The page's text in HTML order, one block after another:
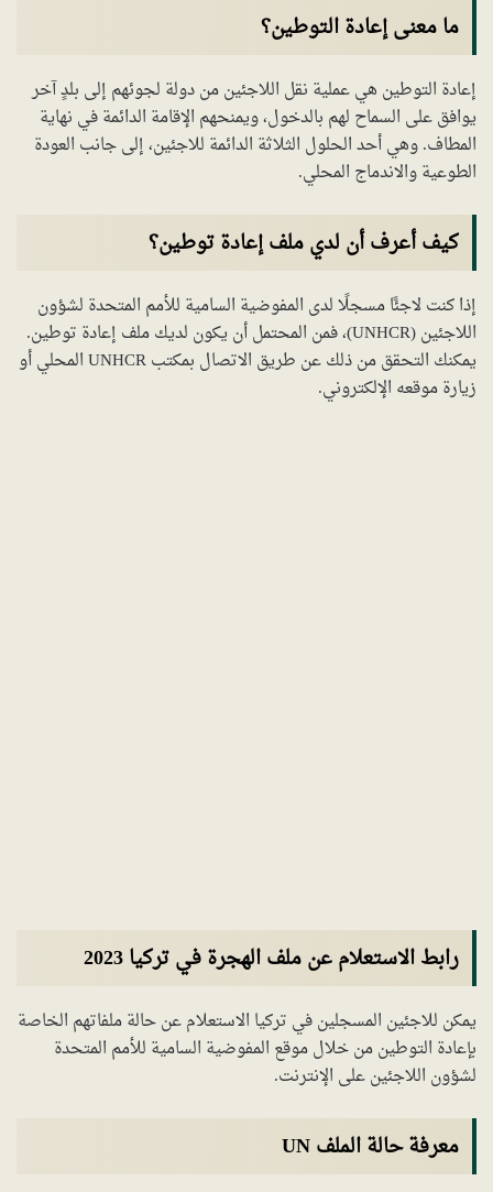
ما معنى إعادة التوطين؟
إعادة التوطين هي عملية نقل اللاجئين من دولة لجوئهم إلى بلدٍ آخر
يوافق على السماح لهم بالدخول، ويمنحهم الإقامة الدائمة في نهاية
المطاف. وهي أحد الحلول الثلاثة الدائمة للاجئين، إلى جانب العودة
الطوعية والاندماج المحلي.
كيف أعرف أن لدي ملف إعادة توطين؟
إذا كنت لاجئًا مسجلًا لدى المفوضية السامية للأمم المتحدة لشؤون
اللاجئين (UNHCR)، فمن المحتمل أن يكون لديك ملف إعادة توطين.
يمكنك التحقق من ذلك عن طريق الاتصال بمكتب UNHCR المحلي أو
زيارة موقعه الإلكتروني.
رابط الاستعلام عن ملف الهجرة في تركيا 2023
يمكن للاجئين المسجلين في تركيا الاستعلام عن حالة ملفاتهم الخاصة
بإعادة التوطين من خلال موقع المفوضية السامية للأمم المتحدة
لشؤون اللاجئين على الإنترنت.
معرفة حالة الملف UN